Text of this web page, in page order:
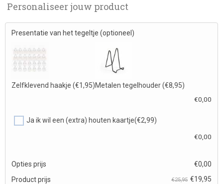
Personaliseer jouw product
Presentatie van het tegeltje (optioneel)
Zelfklevend haakje (€1,95)Metalen tegelhouder(€8,95)
€0,00
Ja ik wil een (extra) houten kaartje(€2,99)
€0,00
Opties prijs €0,00
Product prijs
€25,95 €19,95